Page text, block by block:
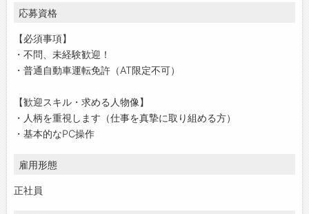
応募資格
【必須事項】
・不問、未経験歓迎！
・普通自動車運転免許（AT限定不可）
【歓迎スキル・求める人物像】
・人柄を重視します（仕事を真摯に取り組める方）
・基本的なPC操作
雇用形態
正社員